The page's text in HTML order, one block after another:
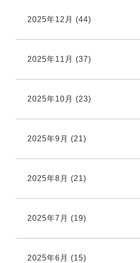
2025年12月 (44)
2025年11月 (37)
2025年10月 (23)
2025年9月 (21)
2025年8月 (21)
2025年7月 (19)
2025年6月 (15)